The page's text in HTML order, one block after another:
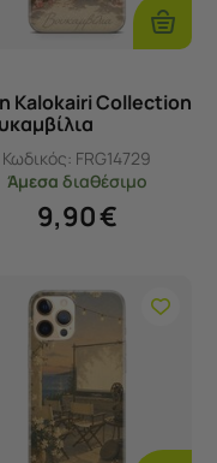
Kalokairi Collection
Κωδικός: FRG14729
Άμεσα διαθέσιμο
9,90€